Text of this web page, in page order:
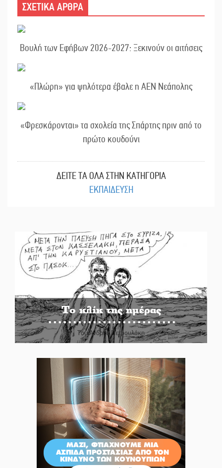
ΣΧΕΤΙΚΑ ΑΡΘΡΑ
Βουλή των Εφήβων 2026-2027: Ξεκινούν οι αιτήσεις
«Πλώρη» για ψηλότερα έβαλε η ΑΕΝ Νεάπολης
«Φρεσκάρονται» τα σχολεία της Σπάρτης πριν από το
πρώτο κουδούνι
ΔΕΙΤΕ ΤΑ ΟΛΑ ΣΤΗΝ ΚΑΤΗΓΟΡΙΑ
ΕΚΠΑΙΔΕΥΣΗ
Το κλίκ της ημέρας
Του Ανδρέα Πετρουλάκη